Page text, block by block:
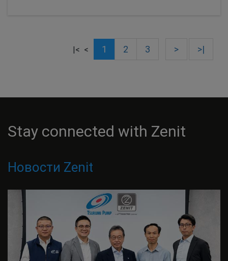
|< < 1 2 3 > >|
Stay connected with Zenit
Новости Zenit